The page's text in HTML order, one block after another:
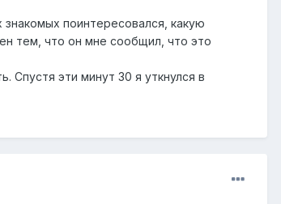
поинтересовался, какую
тем, что он мне сообщил, что это
Спустя эти минут 30 я уткнулся в